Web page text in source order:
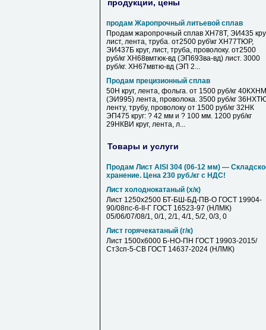
продукции, цены
продам Жаропрочный литьевой сплав
Продам жаропрочный сплав ХН78Т, ЭИ435
лист, лента, труба. от2500 руб\кг ХН77ТЮР,
ЭИ437Б круг, лист, труба, проволоку. от2500
руб/кг ХН68вмтюк-вд (ЭП693ва-вд) лист. 3000
руб/кг. ХН67мвтю-вд (ЭП 2...
Продам прецизионный сплав
50Н круг, лента, фольга. от 1500 руб/кг 40КХНМ
(ЭИ995) лента, проволока. 3500 руб/кг
ленту, трубу, проволоку от 1500 руб/кг 32НК
ЭП475 круг: ? 42 мм и ? 100 мм. 1200 руб/кг
29НКВИ круг, лента, л...
Товары и услуги
Продам Лист AISI 304 (06-12 мм) —
хранение. Цена 230 руб./кг с НДС!
Лист холоднокатаный (х/к)
Лист 1250х2500 БТ-БШ-БД-ПВ-О ГОСТ 19904-
90/08пс-6-II-Г ГОСТ 16523-97 (НЛМК)
05/06/07/08/1, 0/1, 2/1, 4/1, 5/2, 0/3, 0
Лист горячекатаный (г/к)
Лист 1500х6000 Б-НО-ПН ГОСТ 19903-2015/
Ст3сп-5-СВ ГОСТ 14637-2024 (НЛМК)